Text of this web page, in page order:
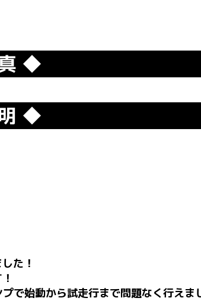
◆
◆
た！
始動から試走行まで問題なく行えま